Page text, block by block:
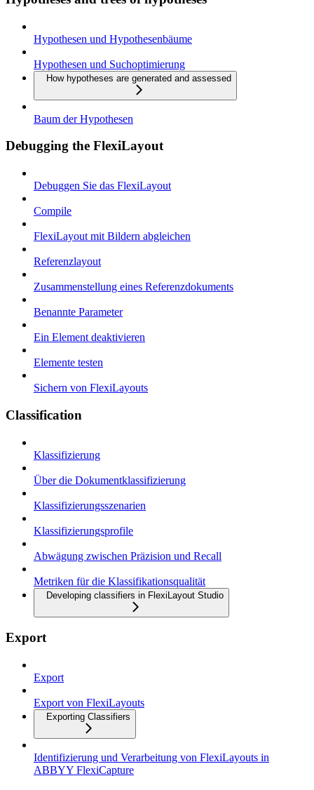
Hypothesen und Hypothesenbäume
Hypothesen und Suchoptimierung
How hypotheses are generated and assessed
Baum der Hypothesen
Debugging the FlexiLayout
Debuggen Sie das FlexiLayout
Compile
FlexiLayout mit Bildern abgleichen
Referenzlayout
Zusammenstellung eines Referenzdokuments
Benannte Parameter
Ein Element deaktivieren
Elemente testen
Sichern von FlexiLayouts
Classification
Klassifizierung
Über die Dokumentklassifizierung
Klassifizierungsszenarien
Klassifizierungsprofile
Abwägung zwischen Präzision und Recall
Metriken für die Klassifikationsqualität
Developing classifiers in FlexiLayout Studio
Export
Export
Export von FlexiLayouts
Exporting Classifiers
Identifizierung und Verarbeitung von FlexiLayouts in
ABBYY FlexiCapture